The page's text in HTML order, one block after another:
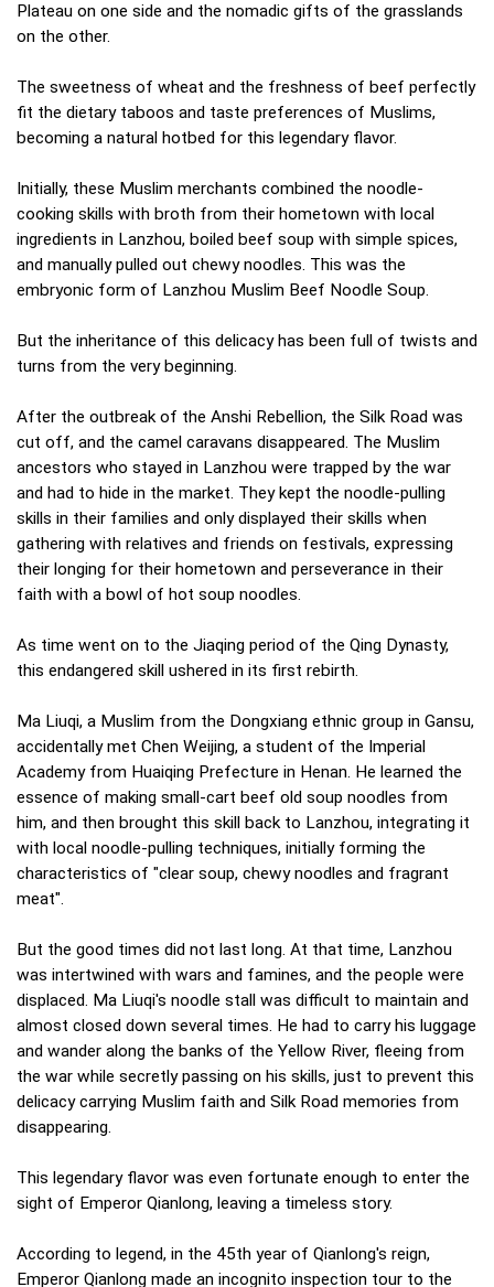
Plateau on one side and the nomadic gifts of the grasslands
on the other.
The sweetness of wheat and the freshness of beef perfectly
fit the dietary taboos and taste preferences of Muslims,
becoming a natural hotbed for this legendary flavor.
Initially, these Muslim merchants combined the noodle-
cooking skills with broth from their hometown with local
ingredients in Lanzhou, boiled beef soup with simple spices,
and manually pulled out chewy noodles. This was the
embryonic form of Lanzhou Muslim Beef Noodle Soup.
But the inheritance of this delicacy has been full of twists and
turns from the very beginning.
After the outbreak of the Anshi Rebellion, the Silk Road was
cut off, and the camel caravans disappeared. The Muslim
ancestors who stayed in Lanzhou were trapped by the war
and had to hide in the market. They kept the noodle-pulling
skills in their families and only displayed their skills when
gathering with relatives and friends on festivals, expressing
their longing for their hometown and perseverance in their
faith with a bowl of hot soup noodles.
As time went on to the Jiaqing period of the Qing Dynasty,
this endangered skill ushered in its first rebirth.
Ma Liuqi, a Muslim from the Dongxiang ethnic group in Gansu,
accidentally met Chen Weijing, a student of the Imperial
Academy from Huaiqing Prefecture in Henan. He learned the
essence of making small-cart beef old soup noodles from
him, and then brought this skill back to Lanzhou, integrating it
with local noodle-pulling techniques, initially forming the
characteristics of "clear soup, chewy noodles and fragrant
meat".
But the good times did not last long. At that time, Lanzhou
was intertwined with wars and famines, and the people were
displaced. Ma Liuqi's noodle stall was difficult to maintain and
almost closed down several times. He had to carry his luggage
and wander along the banks of the Yellow River, fleeing from
the war while secretly passing on his skills, just to prevent this
delicacy carrying Muslim faith and Silk Road memories from
disappearing.
This legendary flavor was even fortunate enough to enter the
sight of Emperor Qianlong, leaving a timeless story.
According to legend, in the 45th year of Qianlong's reign,
Emperor Qianlong made an incognito inspection tour to the